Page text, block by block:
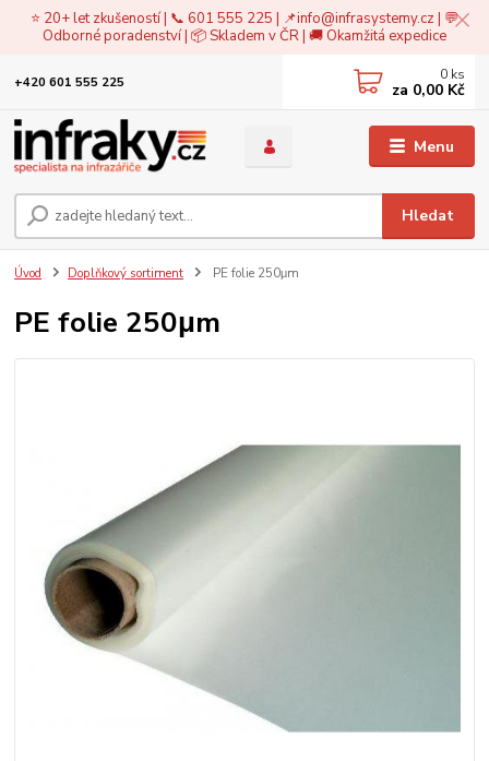
⭐ 20+ let zkušeností | 📞 601 555 225 | 📌info@infrasystemy.cz| 💬
Odborné poradenství | 📦 Skladem v ČR | 🚚 Okamžitá expedice
Menu
Hledat
+420 601 555 225 0 ks
za 0,00 Kč
Úvod Doplňkový sortiment PE folie 250μm
PE folie 250μm